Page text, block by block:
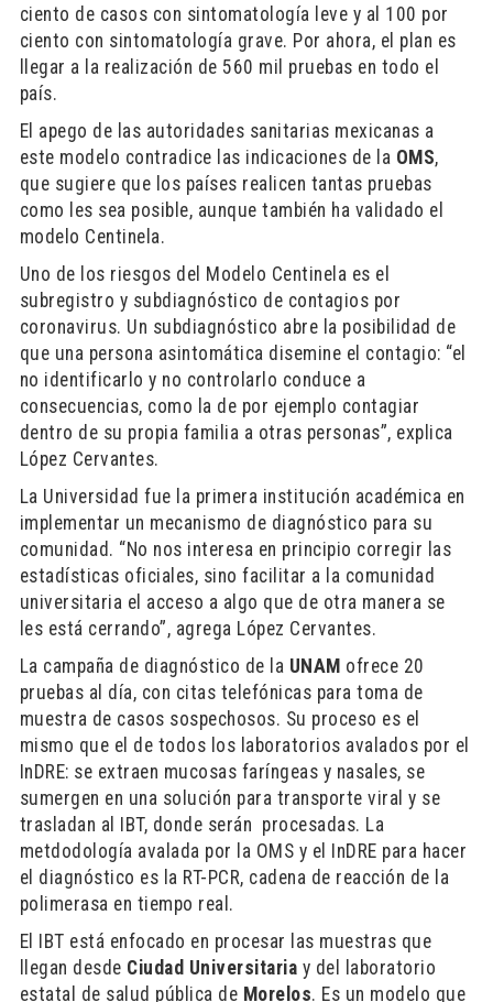
ciento de casos con sintomatología leve y al 100 por
ciento con sintomatología grave. Por ahora, el plan es
llegar a la realización de 560 mil pruebas en todo el
país.
El apego de las autoridades sanitarias mexicanas a
este modelo contradice las indicaciones de la OMS,
que sugiere que los países realicen tantas pruebas
como les sea posible, aunque también ha validado el
modelo Centinela.
Uno de los riesgos del Modelo Centinela es el
subregistro y subdiagnóstico de contagios por
coronavirus. Un subdiagnóstico abre la posibilidad de
que una persona asintomática disemine el contagio: “el
no identificarlo y no controlarlo conduce a
consecuencias, como la de por ejemplo contagiar
dentro de su propia familia a otras personas”, explica
López Cervantes.
La Universidad fue la primera institución académica en
implementar un mecanismo de diagnóstico para su
comunidad. “No nos interesa en principio corregir las
estadísticas oficiales, sino facilitar a la comunidad
universitaria el acceso a algo que de otra manera se
les está cerrando”, agrega López Cervantes.
La campaña de diagnóstico de la UNAM ofrece 20
pruebas al día, con citas telefónicas para toma de
muestra de casos sospechosos. Su proceso es el
mismo que el de todos los laboratorios avalados por el
InDRE: se extraen mucosas faríngeas y nasales, se
sumergen en una solución para transporte viral y se
trasladan al IBT, donde serán procesadas. La
metdodología avalada por la OMS y el InDRE para hacer
el diagnóstico es la RT-PCR, cadena de reacción de la
polimerasa en tiempo real.
El IBT está enfocado en procesar las muestras que
llegan desde Ciudad Universitaria y del laboratorio
estatal de salud pública de Morelos. Es un modelo que